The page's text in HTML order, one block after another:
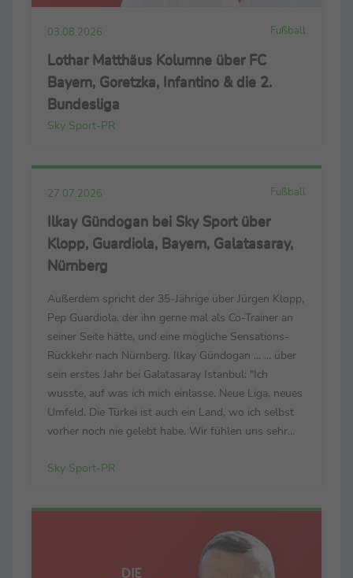
03.08.2026 Fußball
Lothar Matthäus Kolumne über FC
Bayern, Goretzka, Infantino & die 2.
Bundesliga
Sky Sport-PR
27.07.2026 Fußball
Ilkay Gündogan bei Sky Sport über
Klopp, Guardiola, Bayern, Galatasaray,
Nürnberg
Außerdem spricht der 35-Jährige über Jürgen Klopp,
Pep Guardiola, der ihn gerne mal als Co-Trainer an
seiner Seite hätte, und eine mögliche Sensations-
Rückkehr nach Nürnberg. Ilkay Gündogan ... ... über
sein erstes Jahr bei Galatasaray Istanbul: "Ich
wusste, auf was ich mich einlasse. Neue Liga, neues
Umfeld. Die Türkei ist auch ein Land, wo ich selbst
vorher noch nie gelebt habe. Wir fühlen uns sehr
hat ein enormes Potenzial, ...
Sky Sport-PR